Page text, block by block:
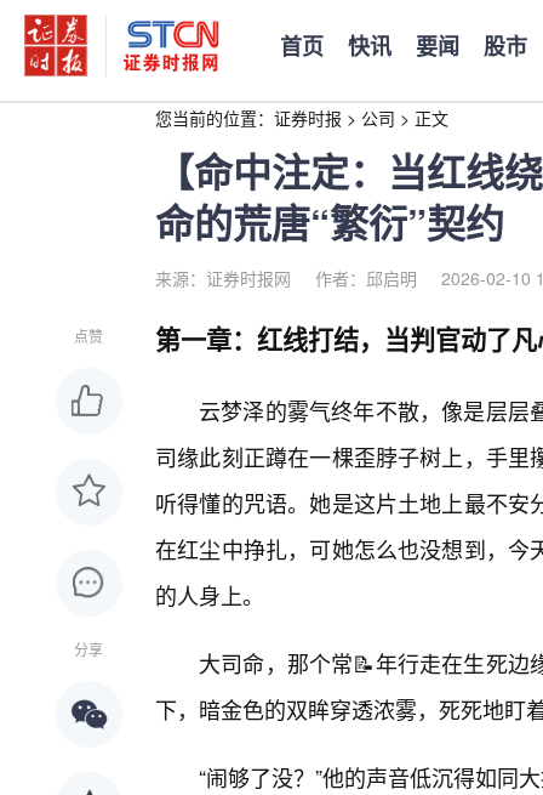
首页 快讯 要闻 股市
您当前的位置： 证券时报 > 公司 > 正文
【命中注定：当红线
命的荒唐“繁衍”契约
来源：证券时报网 作者：邱启明 2026-02-10
点赞
分享
第一章：红线打结，当判官动了
云梦泽的雾气终年不散，像是层
司缘此刻正蹲在一棵歪脖子树上，手
听得懂的咒语。她是这片土地上最不
在红尘中挣扎，可她怎么也没想到，
的人身上。
大司命，那个常📝年行走在生死
下，暗金色的双眸穿透浓雾，死死地盯
“闹够了没？”他的声音低沉得如同